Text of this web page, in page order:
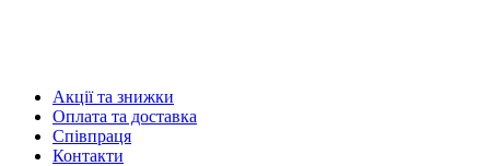
Акції та знижки
Оплата та доставка
Співпраця
Контакти